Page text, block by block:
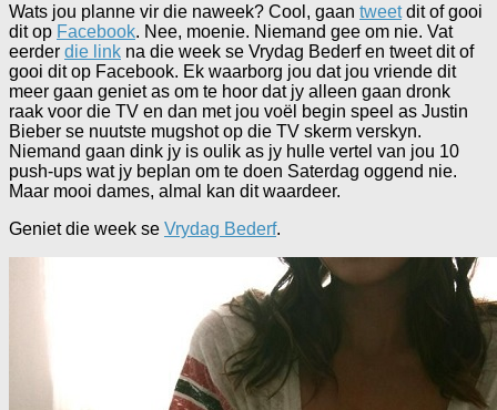
Wats jou planne vir die naweek? Cool, gaan tweetdit of gooi
dit op Facebook. Nee, moenie. Niemand gee om nie. Vat
eerder die link na die week se Vrydag Bederf en tweet dit of
gooi dit op Facebook. Ek waarborg jou dat jou vriende dit
meer gaan geniet as om te hoor dat jy alleen gaan dronk
raak voor die TV en dan met jou voël begin speel as Justin
Bieber se nuutste mugshot op die TV skerm verskyn.
Niemand gaan dink jy is oulik as jy hulle vertel van jou 10
push-ups wat jy beplan om te doen Saterdag oggend nie.
Maar mooi dames, almal kan dit waardeer.
Geniet die week se Vrydag Bederf.